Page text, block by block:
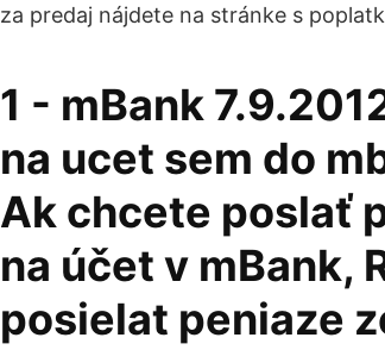
za predaj nájdete na stránke s
1 - mBank
na ucet sem do
Ak chcete poslať
na účet v mBank,
posielat peniaze